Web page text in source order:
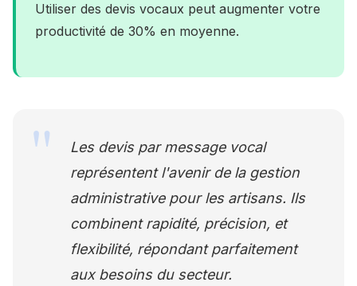
Utiliser des devis vocaux peut augmenter votre
productivité de 30% en moyenne.
Les devis par message vocal
représentent l'avenir de la gestion
administrative pour les artisans. Ils
combinent rapidité, précision, et
flexibilité, répondant parfaitement
aux besoins du secteur.